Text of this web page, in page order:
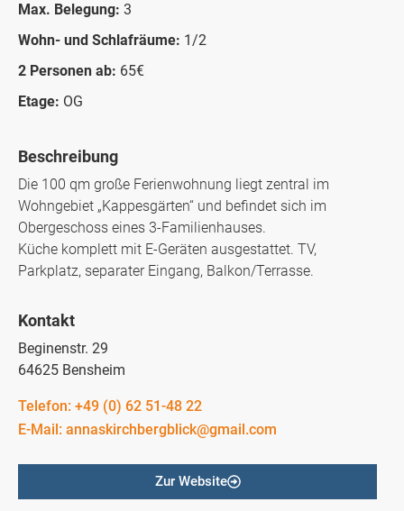
Max. Belegung: 3
Wohn- und Schlafräume: 1/2
2 Personen ab: 65€
Etage: OG
Beschreibung
Die 100 qm große Ferienwohnung liegt zentral im
Wohngebiet „Kappesgärten“ und befindet sich im
Obergeschoss eines 3-Familienhauses.
Küche komplett mit E-Geräten ausgestattet. TV,
Parkplatz, separater Eingang, Balkon/Terrasse.
Kontakt
Beginenstr. 29
64625 Bensheim
Telefon: +49 (0) 62 51-48 22
E-Mail: annaskirchbergblick@gmail.com
Zur Website